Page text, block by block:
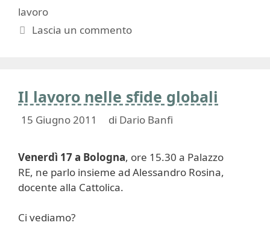
lavoro
Lascia un commento
Il lavoro nelle sfide globali
15 Giugno 2011 di Dario Banfi
Venerdì 17 a Bologna, ore 15.30 a Palazzo
RE, ne parlo insieme ad Alessandro Rosina,
docente alla Cattolica.
Ci vediamo?